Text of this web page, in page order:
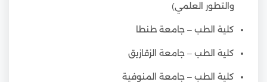
والتطور العلمي)
كلية الطب – جامعة طنطا
كلية الطب – جامعة الزقازيق
كلية الطب – جامعة المنوفية